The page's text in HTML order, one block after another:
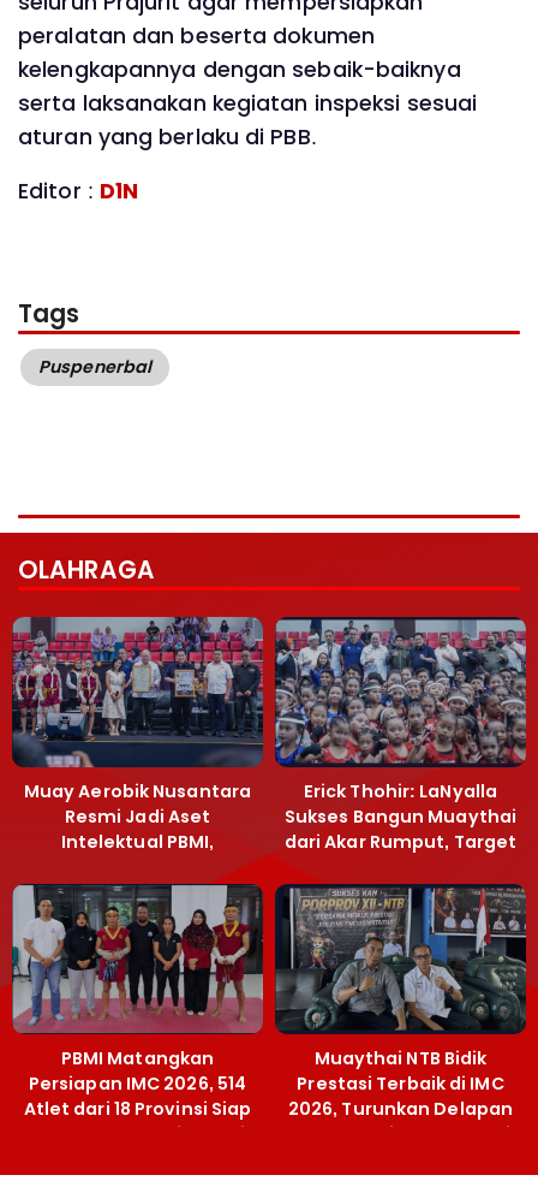
peralatan dan beserta dokumen
kelengkapannya dengan sebaik-baiknya
serta laksanakan kegiatan inspeksi sesuai
aturan yang berlaku di PBB.
Editor : D1N
Tags
Puspenerbal
OLAHRAGA
Muay Aerobik Nusantara
Resmi Jadi Aset
Intelektual PBMI,
Terobosan Bangun
Grassroots
Erick Thohir: LaNyalla
Sukses Bangun Muaythai
dari Akar Rumput, Target
PBMI Matangkan
Persiapan IMC 2026, 514
Atlet dari 18 Provinsi Siap
Berlaga Besok di Bekasi
Muaythai NTB Bidik
Prestasi Terbaik di IMC
2026, Turunkan Delapan
Atlet ke Kejurnas Bekasi